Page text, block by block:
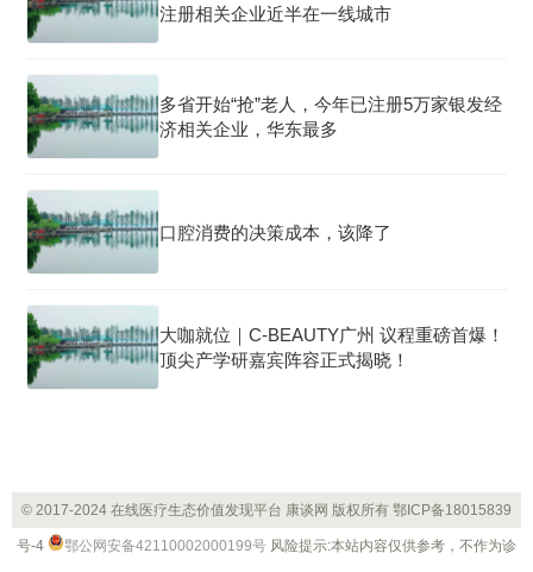
注册相关企业近半在一线城市
多省开始“抢”老人，今年已注册5万家银发经
济相关企业，华东最多
口腔消费的决策成本，该降了
大咖就位｜C-BEAUTY广州 议程重磅首爆！
顶尖产学研嘉宾阵容正式揭晓！
© 2017-2024 在线医疗生态价值发现平台 康谈网 版权所有 鄂ICP备18015839
号-4 鄂公网安备42110002000199号 风险提示:本站内容仅供参考，不作为诊